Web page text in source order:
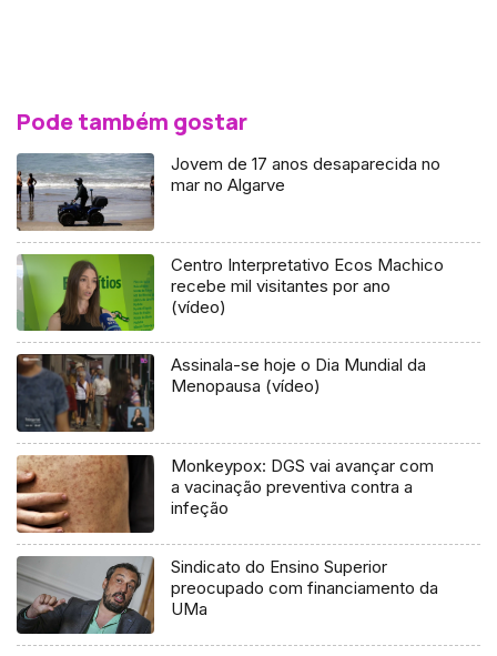
Pode também gostar
Jovem de 17 anos desaparecida no
mar no Algarve
Centro Interpretativo Ecos Machico
recebe mil visitantes por ano
(vídeo)
Assinala-se hoje o Dia Mundial da
Menopausa (vídeo)
Monkeypox: DGS vai avançar com
a vacinação preventiva contra a
infeção
Sindicato do Ensino Superior
preocupado com financiamento da
UMa